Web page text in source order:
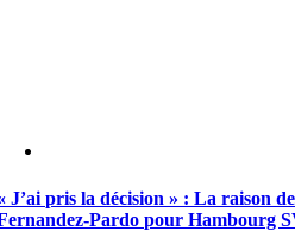
J’ai pris la décision » : La raison
Pardo pour Hambourg